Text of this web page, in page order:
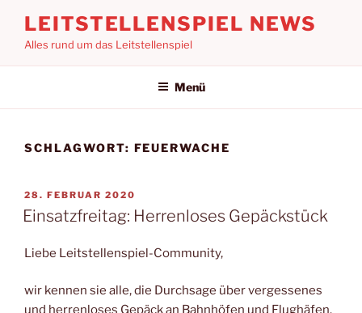
Inhalt
springen
LEITSTELLENSPIEL NEWS
Alles rund um das Leitstellenspiel
Menü
SCHLAGWORT: FEUERWACHE
VERÖFFENTLICHT
AM
28. FEBRUAR 2020
Einsatzfreitag: Herrenloses Gepäckstück
Liebe Leitstellenspiel-Community,
wir kennen sie alle, die Durchsage über vergessenes
und herrenloses Gepäck an Bahnhöfen und Flughäfen.